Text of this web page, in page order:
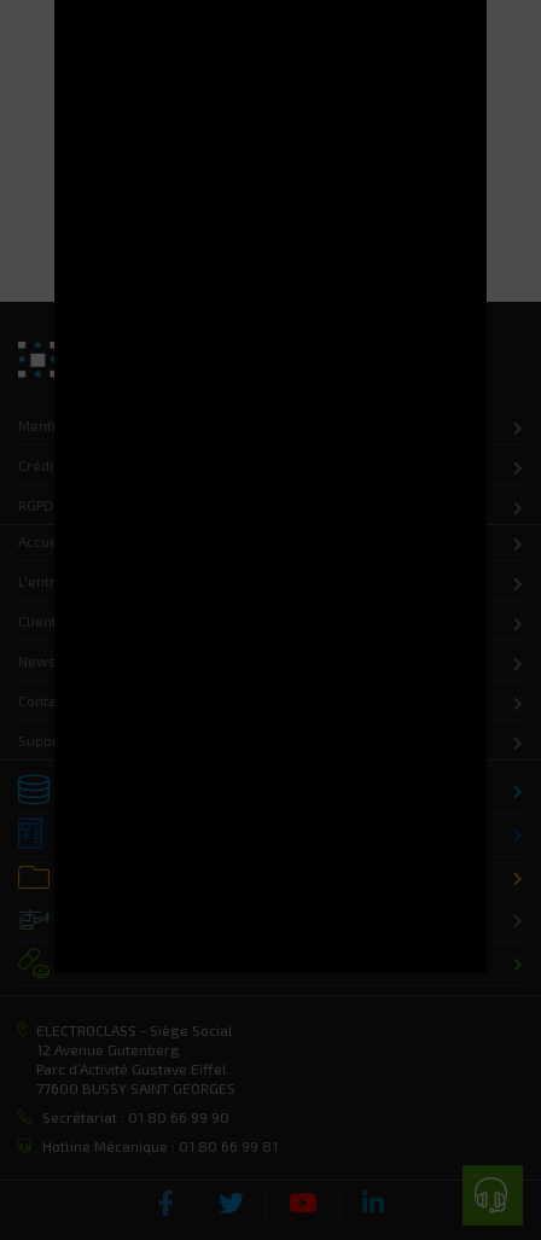
Mentions légales
Crédits
RGPD
Accueil
L'entreprise
Clients
News
Contact
Support
ELECTROCLASS - Siège Social
12 Avenue Gutenberg
Parc d’Activité Gustave Eiffel
77600 BUSSY SAINT GEORGES
Secrétariat : 01 80 66 99 90
Hotline Mécanique : 01 80 66 99 81